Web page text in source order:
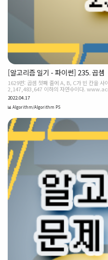
[알고리즘 일기 - 파이썬] 235. 곱셈
1629번: 곱셈 첫째 줄에 A, B, C가 빈 칸을 사
2,147,483,647 이하의 자연수이다.
(python) - 분할정복] 자연수 A를 B번 곱한 수
있으므로 이를 C로 나눈 나머지를 구하는 프
빈 칸을 사이에 두고 순서대로 주어진다. A,
시 4 ❧ 정답 🔎IDEA) 분할정복 완전탐색 풀
2022.04.17
📊 Algorithm/Algorithm PS